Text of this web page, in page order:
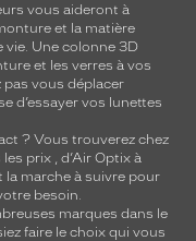
vous aideront à
et la matière
vie. Une colonne 3D
et les verres à vos
vous déplacer
d’essayer vos lunettes
? Vous trouverez chez
prix , d’Air Optix à
marche à suivre pour
besoin.
marques dans le
faire le choix qui vous